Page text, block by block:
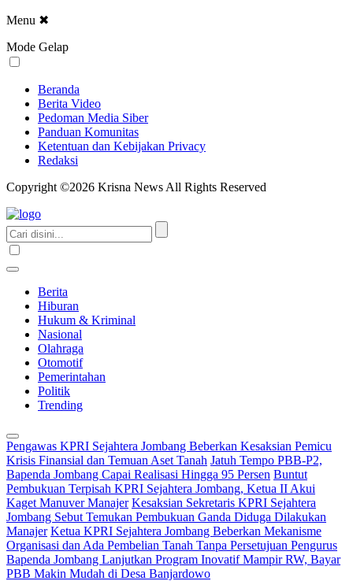
Menu ✖
Mode Gelap
Beranda
Berita Video
Pedoman Media Siber
Panduan Komunitas
Ketentuan dan Kebijakan Privacy
Redaksi
Copyright ©2026 Krisna News All Rights Reserved
Berita
Hiburan
Hukum & Kriminal
Nasional
Olahraga
Otomotif
Pemerintahan
Politik
Trending
Pengawas KPRI Sejahtera Jombang Beberkan Kesaksian Pemicu
Krisis Finansial dan Temuan Aset Tanah Jatuh Tempo PBB-P2,
Bapenda Jombang Capai Realisasi Hingga 95 Persen Buntut
Pembukuan Terpisah KPRI Sejahtera Jombang, Ketua II Akui
Kaget Manuver Manajer Kesaksian Sekretaris KPRI Sejahtera
Jombang Sebut Temukan Pembukuan Ganda Diduga Dilakukan
Manajer Ketua KPRI Sejahtera Jombang Beberkan Mekanisme
Organisasi dan Ada Pembelian Tanah Tanpa Persetujuan Pengurus
Bapenda Jombang Lanjutkan Program Inovatif Mampir RW, Bayar
PBB Makin Mudah di Desa Banjardowo